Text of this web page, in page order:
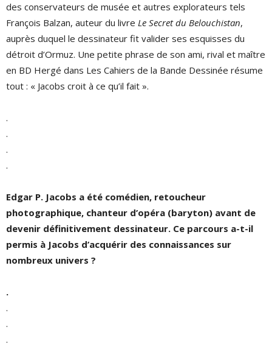
des conservateurs de musée et autres explorateurs tels
François Balzan, auteur du livre Le Secret du Belouchistan,
auprès duquel le dessinateur fit valider ses esquisses du
détroit d’Ormuz. Une petite phrase de son ami, rival et maître
en BD Hergé dans Les Cahiers de la Bande Dessinée résume
tout : « Jacobs croit à ce qu’il fait ».
.
.
.
.
Edgar P. Jacobs a été comédien, retoucheur
photographique, chanteur d’opéra (baryton) avant de
devenir définitivement dessinateur. Ce parcours a-t-il
permis à Jacobs d’acquérir des connaissances sur
nombreux univers ?
.
.
.
.